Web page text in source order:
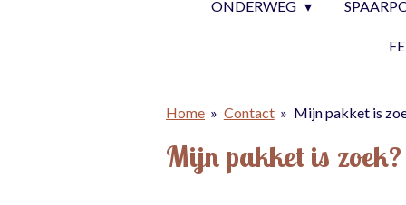
ONDERWEG
Home » Contact » Mijn pakket is
Mijn pakket is zoek?